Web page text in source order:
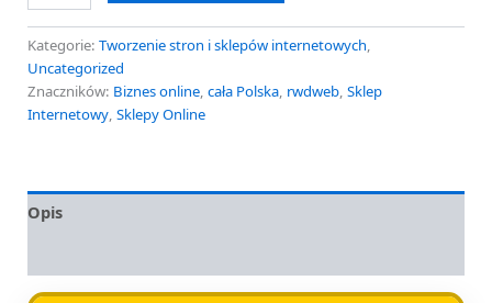
Kategorie: Tworzenie stron i sklepów internetowych,
Uncategorized
Znaczników: Biznes online, cała Polska, rwdweb, Sklep
Internetowy, Sklepy Online
Opis